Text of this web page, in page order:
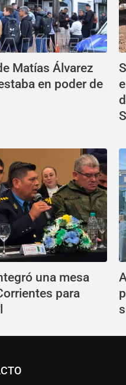
Matías Álvarez
en poder de
una mesa
para